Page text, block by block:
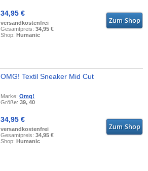
34,95 €
versandkostenfrei
Gesamtpreis:34,95 €
Shop:Humanic
OMG! Textil Sneaker Mid Cut
Marke:Omg!
Größe:39, 40
34,95 €
versandkostenfrei
Gesamtpreis:34,95 €
Shop:Humanic